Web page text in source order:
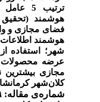
ترتیب
هوشمند (تحقیق
فضای مجازی و
هوشمند
شهر؛ استفاده از
عرضه
مجازی
کلان‌شهر
شماره‌ی مقاله: ۹